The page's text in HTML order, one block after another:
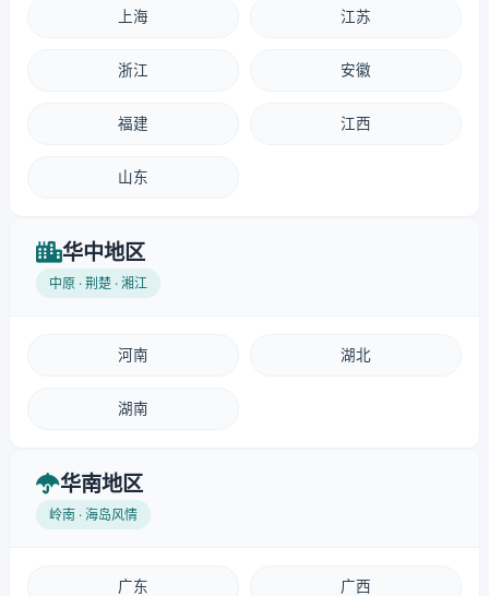
上海 江苏
浙江 安徽
福建 江西
山东
华中地区
中原 · 荆楚 · 湘江
河南 湖北
湖南
华南地区
岭南 · 海岛风情
广东 广西